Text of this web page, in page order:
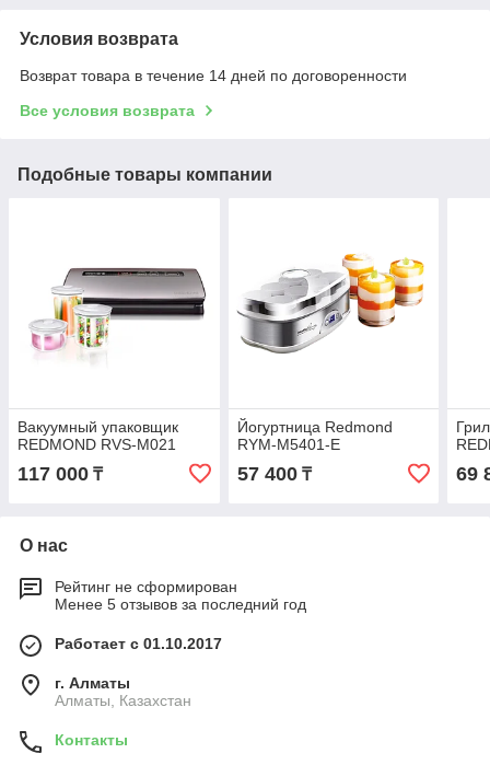
Условия возврата
Возврат товара в течение 14 дней по договоренности
Все условия возврата
Подобные товары компании
Вакуумный упаковщик
REDMOND RVS-M021
117 000 ₸
Йогуртница Redmond
RYM-M5401-E
57 400₸ 69
О нас
Рейтинг не сформирован
Менее 5 отзывов за последний год
Работает с 01.10.2017
г. Алматы
Алматы, Казахстан
Контакты